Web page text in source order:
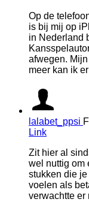
Op de
is bij mij op
in Nederland
afwegen.
meer kan ik
lalabet_ppsi
Link
Zit hier al
wel nuttig om
stukken die
voelen als
verwachtte er